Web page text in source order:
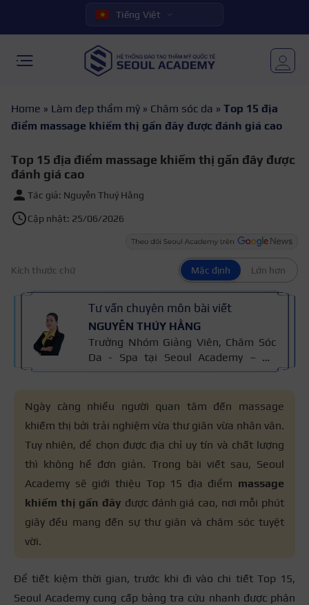
Tiếng Việt
Home » Làm đẹp thẩm mỹ » Chăm sóc da » Top 15 địa
điểm massage khiếm thị gần đây được đánh giá cao
Top 15 địa điểm massage khiếm thị gần đây được
đánh giá cao
Tác giả: Nguyễn Thuý Hằng
Cập nhật: 25/06/2026
Kích thước chữ Mặc định Lớn hơn
Tư vấn chuyên môn bài viết
NGUYỄN THÚY HẰNG
Trưởng Nhóm Giảng Viên, Chăm Sóc
Da - Spa tại Seoul Academy – Hệ
thống Đào tạo Thẩm mỹ Quốc tế với
Chăm Sóc Da, chứng chỉ thẩm mỹ
Cidesco Thụy Sỹ 2011, chứng chỉ
chuyên sâu Body Cibtac Singapore,
ban giám khảo Hiệp hội ngành làm
đẹp Asian.
Ngày càng nhiều người quan tâm đến massage
khiếm thị bởi trải nghiệm vừa thư giãn vừa nhân văn.
Tuy nhiên, để chọn được địa chỉ uy tín và chất lượng
thì không hề đơn giản. Trong bài viết sau, Seoul
Academy sẽ giới thiệu Top 15 địa điểm massage
khiếm thị gần đây được đánh giá cao, nơi mỗi phút
giây đều mang đến sự thư giãn và chăm sóc tuyệt
vời.
Để tiết kiệm thời gian, trước khi đi vào chi tiết Top 15,
Seoul Academy cung cấp bảng tra cứu nhanh được phân